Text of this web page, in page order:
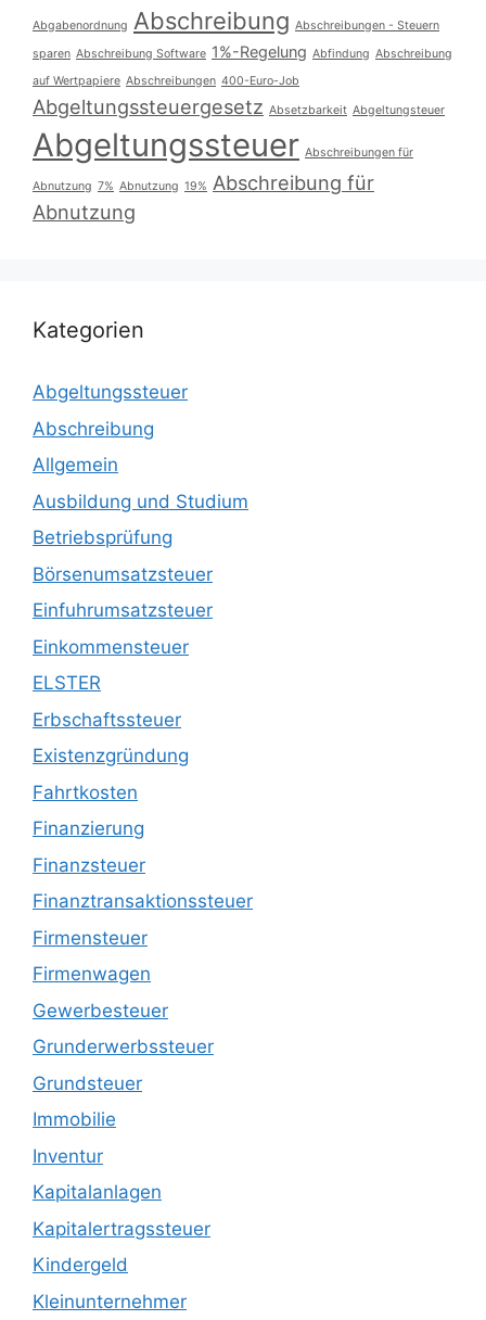
Abgabenordnung Abschreibung Abschreibungen - Steuern
sparen Abschreibung Software 1%-Regelung Abfindung Abschreibung
auf Wertpapiere Abschreibungen 400-Euro-Job
Abgeltungssteuergesetz Absetzbarkeit Abgeltungsteuer
Abgeltungssteuer Abschreibungen für
Abnutzung 7% Abnutzung 19% Abschreibung für
Abnutzung
Kategorien
Abgeltungssteuer
Abschreibung
Allgemein
Ausbildung und Studium
Betriebsprüfung
Börsenumsatzsteuer
Einfuhrumsatzsteuer
Einkommensteuer
ELSTER
Erbschaftssteuer
Existenzgründung
Fahrtkosten
Finanzierung
Finanzsteuer
Finanztransaktionssteuer
Firmensteuer
Firmenwagen
Gewerbesteuer
Grunderwerbssteuer
Grundsteuer
Immobilie
Inventur
Kapitalanlagen
Kapitalertragssteuer
Kindergeld
Kleinunternehmer